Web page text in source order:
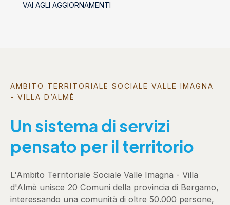
VAI AGLI AGGIORNAMENTI
AMBITO TERRITORIALE SOCIALE VALLE IMAGNA
- VILLA D’ALMÈ
Un sistema di servizi
pensato per il territorio
L'Ambito Territoriale Sociale Valle Imagna - Villa
d'Almè unisce 20 Comuni della provincia di Bergamo,
interessando una comunità di oltre 50.000 persone,